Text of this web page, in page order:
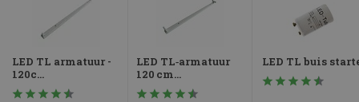
LED TL armatuur -
120c...
LED TL‑armatuur
120 cm...
LED TL buis